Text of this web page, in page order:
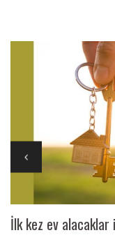
İlk kez ev alacaklar